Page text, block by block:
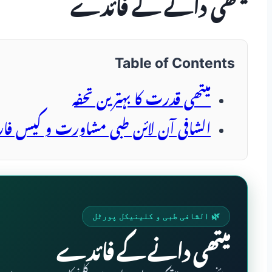
میتھی دانے کے فائدے
Table of Contents
میتھی قدرت کا بہترین تحفہ
الشافی آن لائن طبی مشاورت و کیس
🌿 الشافی طبی و کلینیکل پورٹل
میتھی دانے کے فائدے